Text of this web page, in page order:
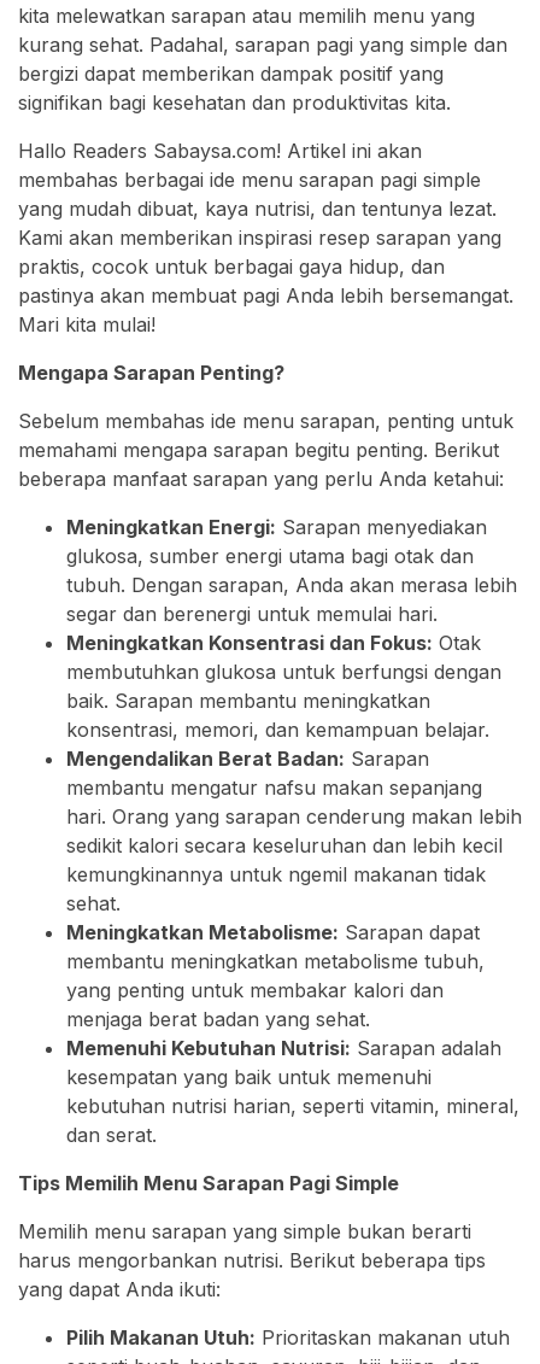
kita melewatkan sarapan atau memilih menu yang
kurang sehat. Padahal, sarapan pagi yang simple dan
bergizi dapat memberikan dampak positif yang
signifikan bagi kesehatan dan produktivitas kita.
Hallo Readers Sabaysa.com! Artikel ini akan
membahas berbagai ide menu sarapan pagi simple
yang mudah dibuat, kaya nutrisi, dan tentunya lezat.
Kami akan memberikan inspirasi resep sarapan yang
praktis, cocok untuk berbagai gaya hidup, dan
pastinya akan membuat pagi Anda lebih bersemangat.
Mari kita mulai!
Mengapa Sarapan Penting?
Sebelum membahas ide menu sarapan, penting untuk
memahami mengapa sarapan begitu penting. Berikut
beberapa manfaat sarapan yang perlu Anda ketahui:
Meningkatkan Energi: Sarapan menyediakan
glukosa, sumber energi utama bagi otak dan
tubuh. Dengan sarapan, Anda akan merasa lebih
segar dan berenergi untuk memulai hari.
Meningkatkan Konsentrasi dan Fokus: Otak
membutuhkan glukosa untuk berfungsi dengan
baik. Sarapan membantu meningkatkan
konsentrasi, memori, dan kemampuan belajar.
Mengendalikan Berat Badan: Sarapan
membantu mengatur nafsu makan sepanjang
hari. Orang yang sarapan cenderung makan lebih
sedikit kalori secara keseluruhan dan lebih kecil
kemungkinannya untuk ngemil makanan tidak
sehat.
Meningkatkan Metabolisme: Sarapan dapat
membantu meningkatkan metabolisme tubuh,
yang penting untuk membakar kalori dan
menjaga berat badan yang sehat.
Memenuhi Kebutuhan Nutrisi: Sarapan adalah
kesempatan yang baik untuk memenuhi
kebutuhan nutrisi harian, seperti vitamin, mineral,
dan serat.
Tips Memilih Menu Sarapan Pagi Simple
Memilih menu sarapan yang simple bukan berarti
harus mengorbankan nutrisi. Berikut beberapa tips
yang dapat Anda ikuti:
Pilih Makanan Utuh: Prioritaskan makanan utuh